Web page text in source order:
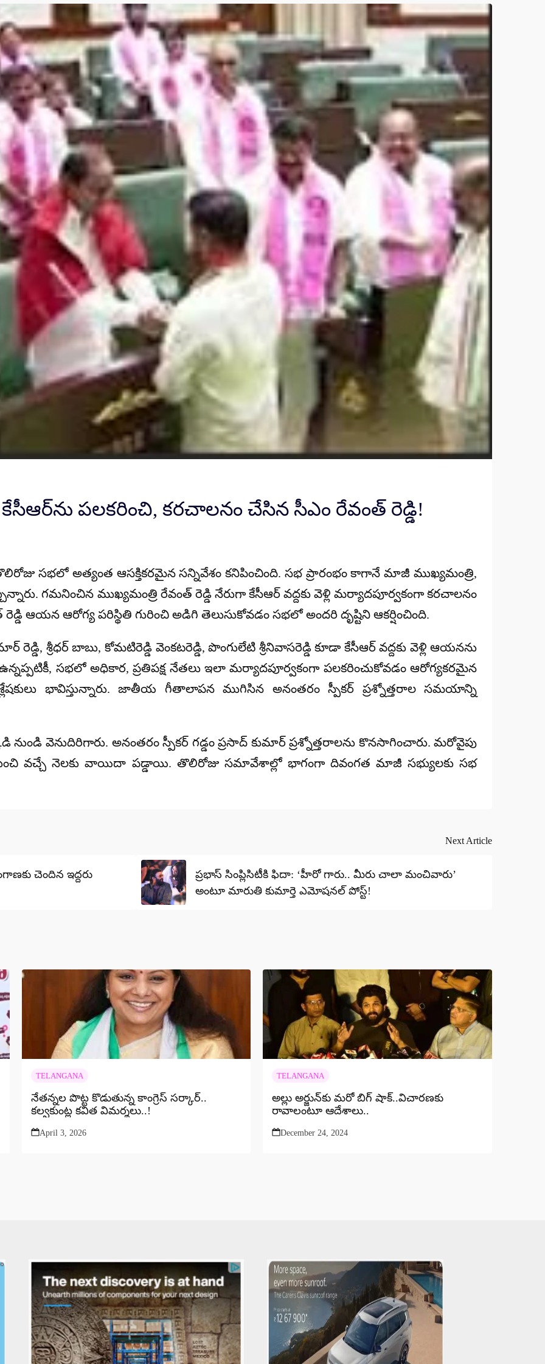
పలకరించి, కరచాలనం చేసిన సీఎం రేవంత్ రెడ్డి!
సభలో అత్యంత ఆసక్తికరమైన సన్నివేశం కనిపించింది. సభ ప్రారంభం కాగానే మాజీ ముఖ్యమంత్రి,
గమనించిన ముఖ్యమంత్రి రేవంత్ రెడ్డినేరుగా కేసీఆర్ వద్దకు వెళ్లి మర్యాదపూర్వకంగా కరచాలనం
రెడ్డి ఆయన ఆరోగ్య పరిస్థితి గురించి అడిగి తెలుసుకోవడం సభలో అందరి దృష్టిని ఆకర్షించింది.
రెడ్డి, శ్రీధర్ బాబు, కోమటిరెడ్డి వెంకటరెడ్డి, పొంగులేటి శ్రీనివాసరెడ్డి కూడా కేసీఆర్ వద్దకు వెళ్లి ఆయనను
సభలో అధికార, ప్రతిపక్ష నేతలు ఇలా మర్యాదపూర్వకంగా పలకరించుకోవడం ఆరోగ్యకరమైన
భావిస్తున్నారు. జాతీయ గీతాలాపన ముగిసిన అనంతరం స్పీకర్ ప్రశ్నోత్తరాల సమయాన్ని
వెనుదిరిగారు. అనంతరం స్పీకర్ గడ్డం ప్రసాద్ కుమార్ ప్రశ్నోత్తరాలను కొనసాగించారు. మరోవైపు
వచ్చే నెలకు వాయిదా పడ్డాయి. తొలిరోజు సమావేశాల్లో భాగంగా దివంగత మాజీ సభ్యులకు సభ
చెందిన ఇద్దరు
Next Article
ప్రభాస్ సింప్లిసిటీకి ఫిదా: ‘హీరో గారు.. మీరు చాలా మంచివారు’
అంటూ మారుతి కుమార్తె ఎమోషనల్ పోస్ట్!
TELANGANA
నేతన్నల పొట్ట కొడుతున్న కాంగ్రెస్ సర్కార్..
కల్వకుంట్ల కవిత విమర్శలు..!
April 3, 2026
TELANGANA
అల్లు అర్జున్‌కు మరో బిగ్ షాక్..విచారణకు
రావాలంటూ ఆదేశాలు..
December 24, 2024